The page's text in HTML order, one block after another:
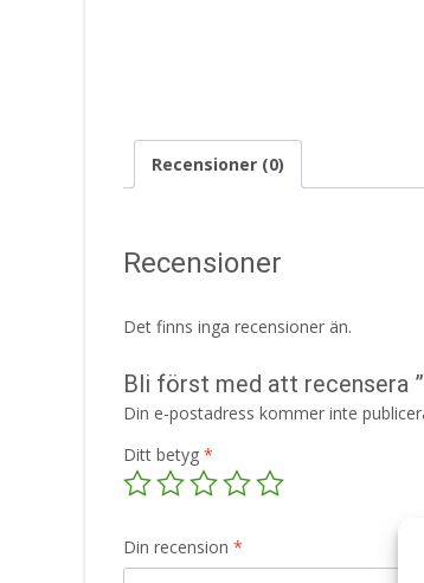
Recensioner (0)
Recensioner
Det finns inga recensioner än.
Bli först med att recensera
Din e-postadress kommer inte
Ditt betyg *
Din recension *